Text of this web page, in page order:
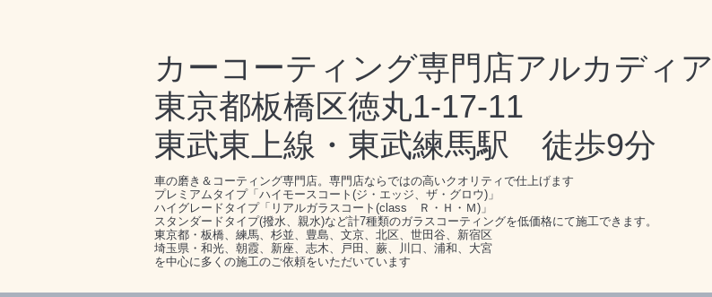
カーコーティング専門店アルカディア
東京都板橋区徳丸1-17-11
東武東上線・東武練馬駅 徒歩9分
車の磨き＆コーティング専門店。専門店ならではの高いクオリティで仕上げます
プレミアムタイプ「ハイモースコート(ジ・エッジ、ザ・グロウ)」
ハイグレードタイプ「リアルガラスコート(class Ｒ・Ｈ・Ｍ)」
スタンダードタイプ(撥水、親水)など計7種類のガラスコーティングを低価格にて施工できます。
東京都・板橋、練馬、杉並、豊島、文京、北区、世田谷、新宿区
埼玉県・和光、朝霞、新座、志木、戸田、蕨、川口、浦和、大宮
を中心に多くの施工のご依頼をいただいています